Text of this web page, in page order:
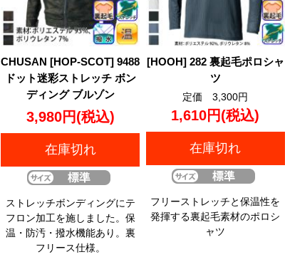
CHUSAN [HOP-SCOT] 9488
ドット迷彩ストレッチ ボン
ディング ブルゾン
3,980円(税込)
在庫切れ
ストレッチボンディングにテ
フロン加工を施しました。保
温・防汚・撥水機能あり。裏
フリース仕様。
[HOOH] 282 裏起毛ポロシャ
ツ
定価 3,300円
1,610円(税込)
在庫切れ
フリーストレッチと保温性を
発揮する裏起毛素材のポロシ
ャツ